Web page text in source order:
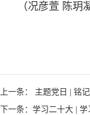
（况彦萱 陈玥
上一条： 主题党日 | 铭
下一条：学习二十大 |